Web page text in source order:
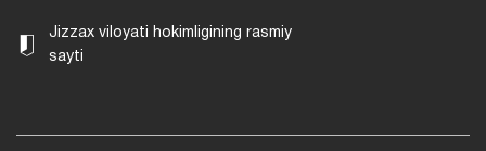
Jizzax viloyati hokimligining rasmiy
sayti